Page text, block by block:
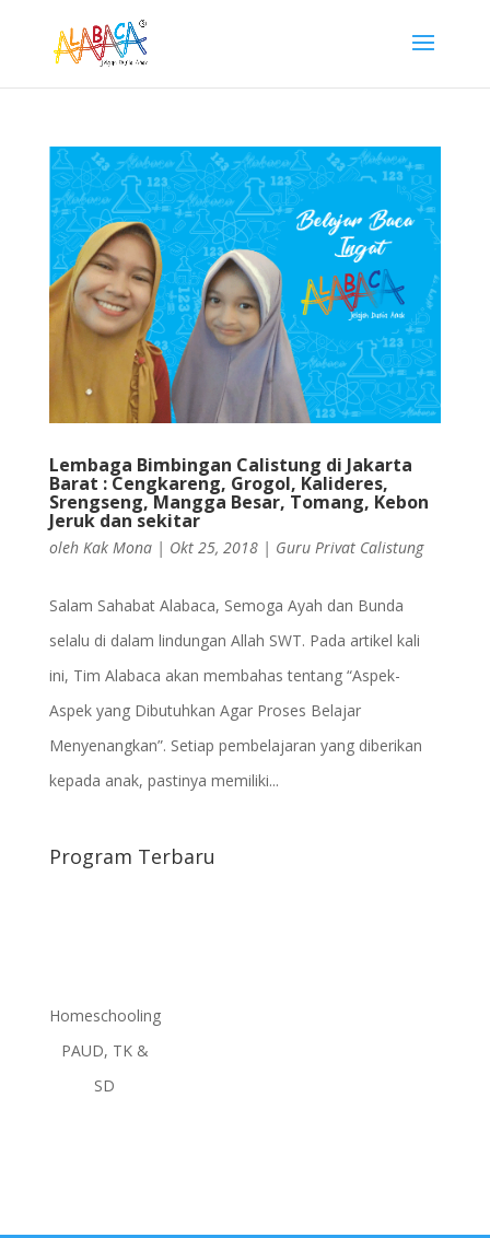
Lembaga Bimbingan Calistung di Jakarta
Barat : Cengkareng, Grogol, Kalideres,
Srengseng, Mangga Besar, Tomang, Kebon
Jeruk dan sekitar
oleh Kak Mona| Okt 25, 2018| Guru Privat Calistung
Salam Sahabat Alabaca, Semoga Ayah dan Bunda
selalu di dalam lindungan Allah SWT. Pada artikel kali
ini, Tim Alabaca akan membahas tentang “Aspek-
Aspek yang Dibutuhkan Agar Proses Belajar
Menyenangkan”. Setiap pembelajaran yang diberikan
kepada anak, pastinya memiliki...
Program Terbaru
Homeschooling
PAUD, TK &
SD